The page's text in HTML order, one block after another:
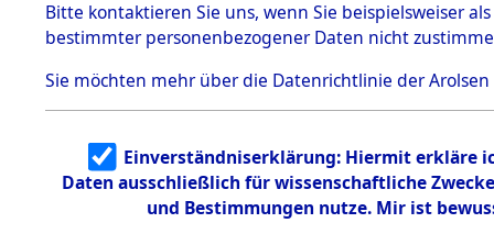
Erhebungen
zu
Todesmärsch
en
5.3.2
Identifizierun
g
5.3.3
Todesmärsch
Roding,
zwischen
km)
Leben
0001
Bitte kontaktieren Sie uns, wenn Sie beispielsweiser
bestimmter personenbezogener Daten nicht
Sie möchten mehr über die Datenrichtlinie der Arolsen
Einverständniserklärung: Hiermit erkläre
Daten ausschließlich für wissenschaftliche
und Bestimmungen nutze. Mir ist